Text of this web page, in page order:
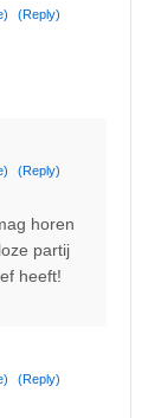
(Reply)
(Reply)
horen
partij
heeft!
(Reply)